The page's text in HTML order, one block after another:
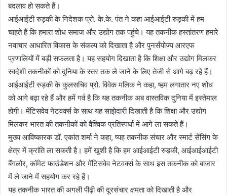
बदलाव हो सकते हैं।
आईआईटी रुड़की के निदेशक प्रो. के.के. पंत ने कहा आईआईटी रुड़की में हम
चाहते हैं कि हमारा शोध समाज और उद्योग तक पहुंचे। यह तकनीक हस्तांतरण हमारे
नवाचार आधारित विकास के संकल्प को दिखाता है और पुनर्संयोज्य आरएफ
प्रणालियों में बड़ी सफलता है। यह सहयोग दिखाता है कि शिक्षा और उद्योग मिलकर
स्वदेशी तकनीकों को दुनिया के स्तर तक ले जाने के लिए तेजी से आगे बढ़ रहे हैं।
आईआईटी रुड़की के कुलसचिव प्रो. विवेक मलिक ने कहा, ष्हम लगातार नए शोध
को आगे बढ़ा रहे हैं और हमें गर्व है कि यह तकनीक अब वास्तविक दुनिया में इस्तेमाल
होगी। मेंटिसवेव नेटवर्क्स के साथ यह साझेदारी दिखाती है कि शिक्षा और उद्योग
मिलकर भारत की तकनीकों को वैश्विक प्रतिस्पर्धा में आगे ला सकते हैं।
मुख्य आविष्कारक डॉ. एकांत शर्मा ने कहा, ष्यह तकनीक संचार और स्मार्ट सेंसिंग के
क्षेत्र में क्रांति ला सकती है। हमें खुशी है कि हम आईआईटी रुड़की, आईआईआईटी
बैंगलोर, कॉमेट फाउंडेशन और मेंटिसवेव नेटवर्क्स के साथ इस तकनीक को बाजार
में ले जाने में सहयोग कर रहे हैं।
यह तकनीक भारत की अगली पीढ़ी की दूरसंचार क्षमता को दिखाती है और